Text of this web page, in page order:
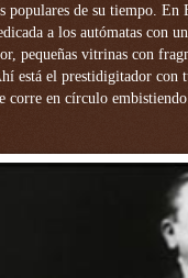
populares de su tiempo.
a los autómatas con
pequeñas vitrinas con
está el prestidigitador con
corre en círculo